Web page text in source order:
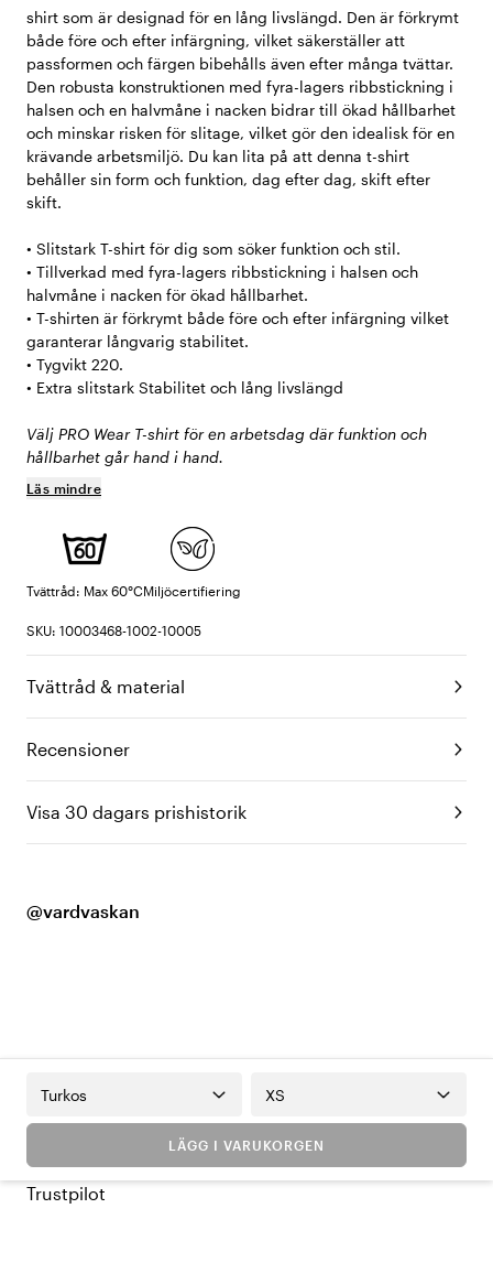
shirt som är designad för en lång livslängd. Den är förkrymt
både före och efter infärgning, vilket säkerställer att
passformen och färgen bibehålls även efter många tvättar.
Den robusta konstruktionen med fyra-lagers ribbstickning i
halsen och en halvmåne i nacken bidrar till ökad hållbarhet
och minskar risken för slitage, vilket gör den idealisk för en
krävande arbetsmiljö. Du kan lita på att denna t-shirt
behåller sin form och funktion, dag efter dag, skift efter
skift.
• Slitstark T-shirt för dig som söker funktion och stil.
• Tillverkad med fyra-lagers ribbstickning i halsen och
halvmåne i nacken för ökad hållbarhet.
• T-shirten är förkrymt både före och efter infärgning vilket
garanterar långvarig stabilitet.
• Tygvikt 220.
• Extra slitstark Stabilitet och lång livslängd
Välj PRO Wear T-shirt för en arbetsdag där funktion och
hållbarhet går hand i hand.
Läs mindre
Tvättråd: Max 60°CMiljöcertifiering
SKU: 10003468-1002-10005
Tvättråd & material
Recensioner
Visa 30 dagars prishistorik
@vardvaskan
Turkos XS
LÄGG I VARUKORGEN
Trustpilot